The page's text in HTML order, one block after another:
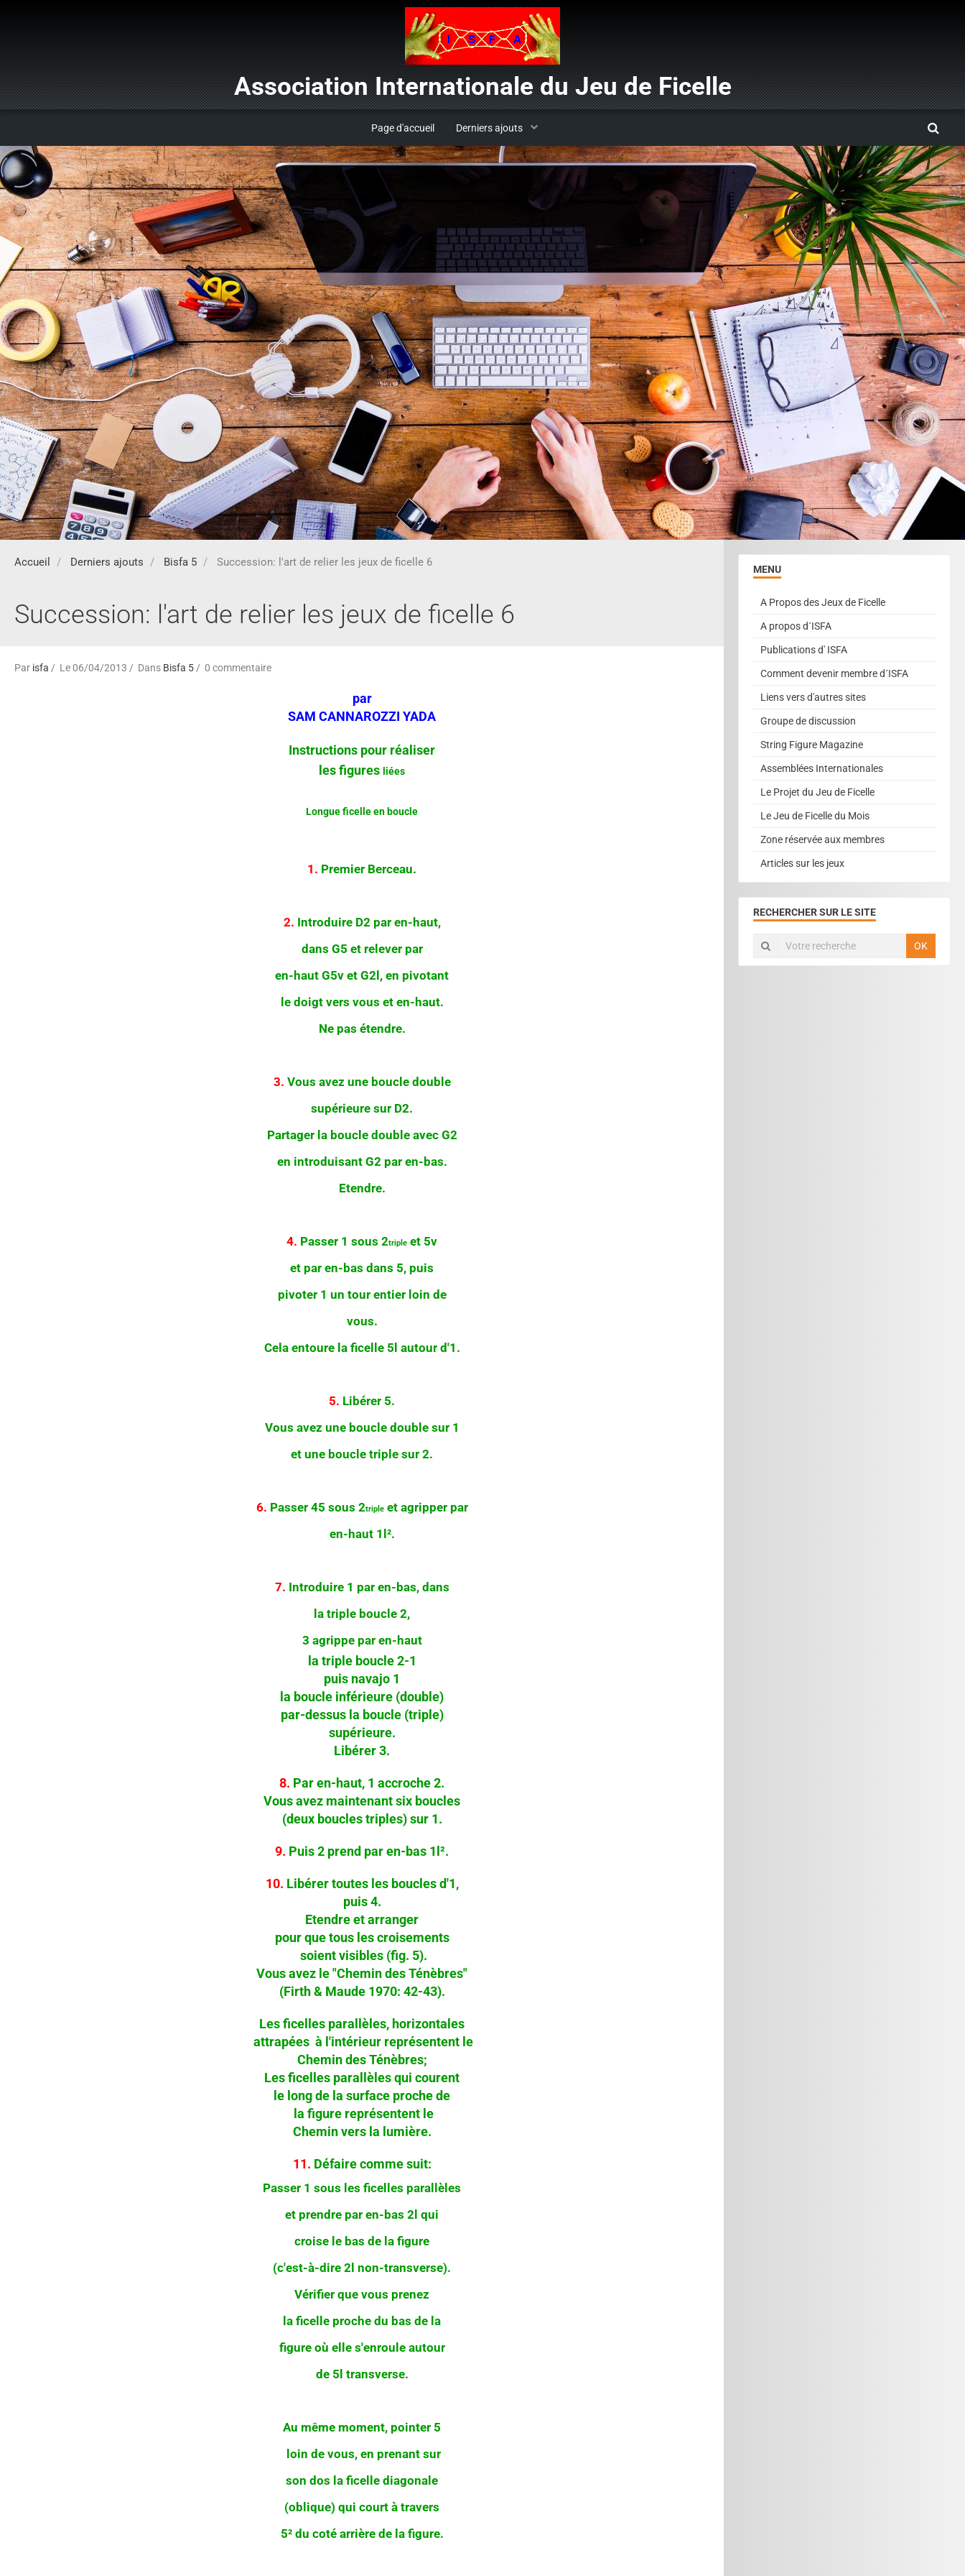
Association Internationale du Jeu de Ficelle
Page d'accueil Derniers ajouts
Accueil Derniers ajouts Bisfa 5 Succession: l'art de relier les jeux de ficelle 6
Succession: l'art de relier les jeux de ficelle 6
Par isfa Le 06/04/2013 Dans Bisfa 5 0 commentaire
par
SAM CANNAROZZI YADA
Instructions pour réaliser
les figures liées
Longue ficelle en boucle
1. Premier Berceau.
2. Introduire D2 par en-haut,
dans G5 et relever par
en-haut G5v et G2l, en pivotant
le doigt vers vous et en-haut.
Ne pas étendre.
3. Vous avez une boucle double
supérieure sur D2.
Partager la boucle double avec G2
en introduisant G2 par en-bas.
Etendre.
4. Passer 1 sous 2triple et 5v
et par en-bas dans 5, puis
pivoter 1 un tour entier loin de
vous.
Cela entoure la ficelle 5l autour d'1.
5. Libérer 5.
Vous avez une boucle double sur 1
et une boucle triple sur 2.
6. Passer 45 sous 2tripleet agripper par
en-haut 1l².
7. Introduire 1 par en-bas, dans
la triple boucle 2,
3 agrippe par en-haut
la triple boucle 2-1
puis navajo 1
la boucle inférieure (double)
par-dessus la boucle (triple)
supérieure.
Libérer 3.
8. Par en-haut, 1 accroche 2.
Vous avez maintenant six boucles
(deux boucles triples) sur 1.
9. Puis 2 prend par en-bas 1l².
10. Libérer toutes les boucles d'1,
puis 4.
Etendre et arranger
pour que tous les croisements
soient visibles (fig. 5).
Vous avez le "Chemin des Ténèbres"
(Firth & Maude 1970: 42-43).
Les ficelles parallèles, horizontales
attrapées à l'intérieur représentent le
Chemin des Ténèbres;
Les ficelles parallèles qui courent
le long de la surface proche de
la figure représentent le
Chemin vers la lumière.
11. Défaire comme suit:
Passer 1 sous les ficelles parallèles
et prendre par en-bas 2l qui
croise le bas de la figure
(c'est-à-dire 2l non-transverse).
Vérifier que vous prenez
la ficelle proche du bas de la
figure où elle s'enroule autour
de 5l transverse.
Au même moment, pointer 5
loin de vous, en prenant sur
son dos la ficelle diagonale
(oblique) qui court à travers
5² du coté arrière de la figure.
MENU
A Propos des Jeux de Ficelle
A propos d´ISFA
Publications d' ISFA
Comment devenir membre d´ISFA
Liens vers d'autres sites
Groupe de discussion
String Figure Magazine
Assemblées Internationales
Le Projet du Jeu de Ficelle
Le Jeu de Ficelle du Mois
Zone réservée aux membres
Articles sur les jeux
RECHERCHER SUR LE SITE
OK